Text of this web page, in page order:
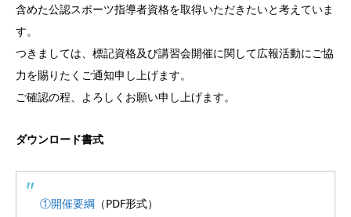
含めた公認スポーツ指導者資格を取得いただきたいと考えていま
す。
つきましては、標記資格及び講習会開催に関して広報活動にご協
力を賜りたくご通知申し上げます。
ご確認の程、よろしくお願い申し上げます。
ダウンロード書式
①開催要綱 （PDF形式）